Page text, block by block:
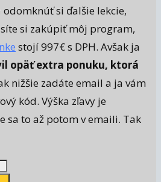
odomknúť si ďalšie lekcie,
si zakúpiť môj program,
stojí 997€ s DPH. Avšak ja
opäť extra ponuku, ktorá
nižšie zadáte email a ja vám
kód. Výška zľavy je
sa to až potom v emaili. Tak